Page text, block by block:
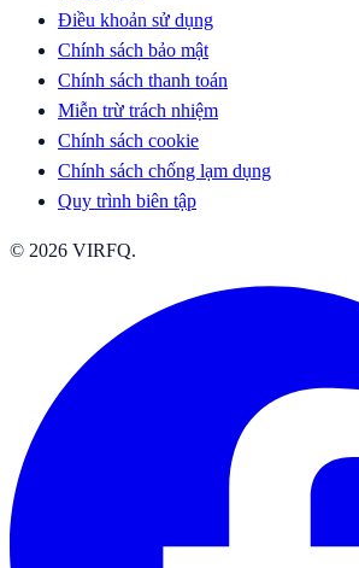
Điều khoản sử dụng
Chính sách bảo mật
Chính sách thanh toán
Miễn trừ trách nhiệm
Chính sách cookie
Chính sách chống lạm dụng
Quy trình biên tập
© 2026 VIRFQ.